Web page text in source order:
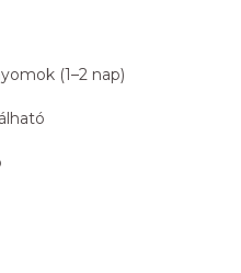
(1–2 nap)